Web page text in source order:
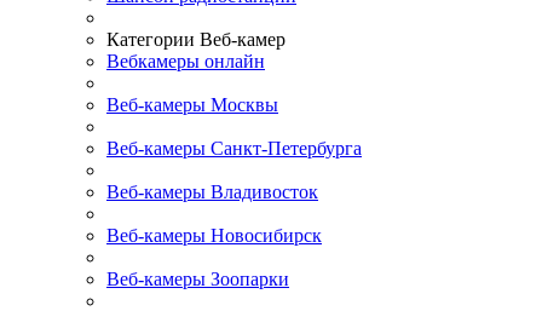
Категории Веб-камер
Вебкамеры онлайн
Веб-камеры Москвы
Веб-камеры Санкт-Петербурга
Веб-камеры Владивосток
Веб-камеры Новосибирск
Веб-камеры Зоопарки